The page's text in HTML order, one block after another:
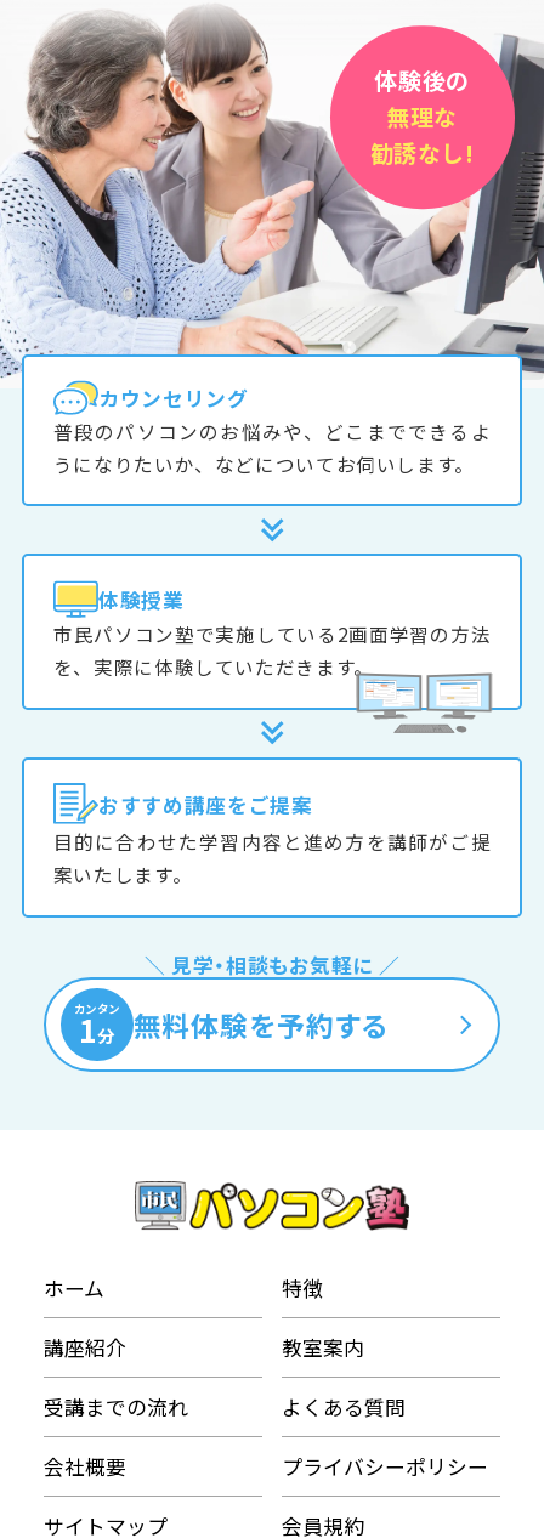
体験後の
無理な
勧誘なし!
カウンセリング
普段のパソコンのお悩みや、どこまでできるよ
うになりたいか、などについてお伺いします。
体験授業
市民パソコン塾で実施している2画面学習の方法
を、実際に体験していただきます。
おすすめ講座をご提案
目的に合わせた学習内容と進め方を講師がご提
案いたします。
＼ 見学・相談もお気軽に ／
カンタン
1分 無料体験を予約する
ホーム 特徴
講座紹介 教室案内
受講までの流れ よくある質問
会社概要 プライバシーポリシー
サイトマップ 会員規約